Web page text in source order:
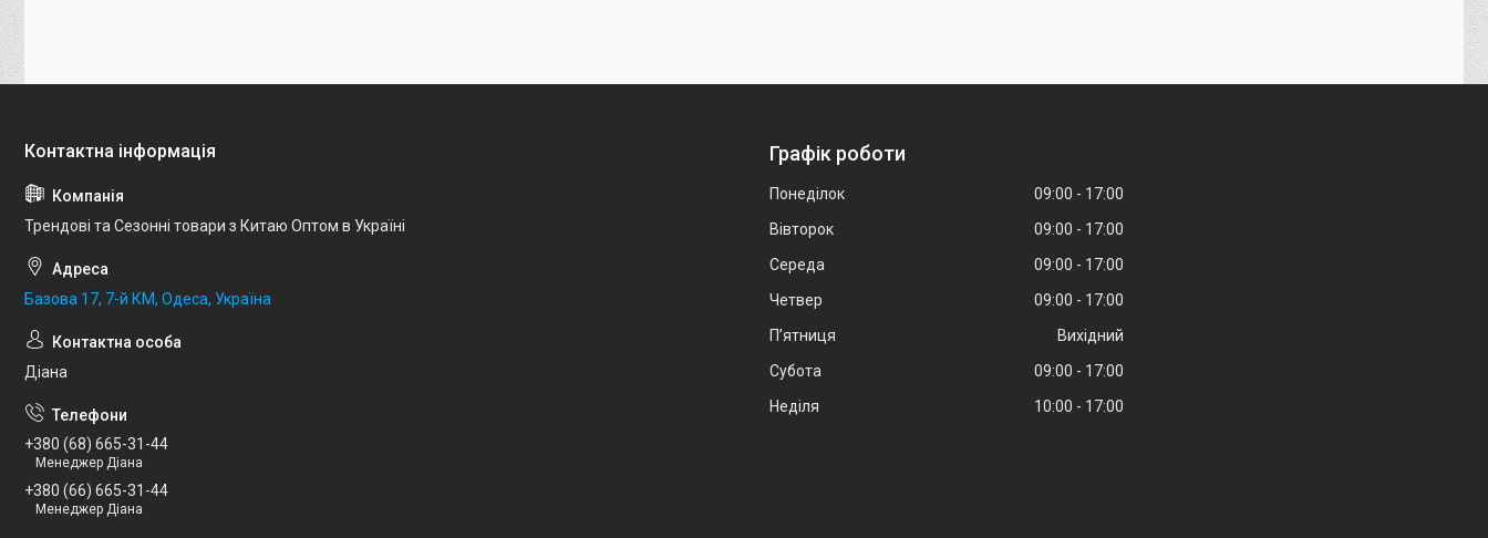
Трендові та Сезонні товари з Китаю Оптом в Україні
Базова 17, 7-й КМ, Одеса, Україна
Діана
+380 (68) 665-31-44
Менеджер Діана
+380 (66) 665-31-44
Менеджер Діана
Графік роботи
Понеділок 09:00
17:00
Вівторок
09:00
17:00
Середа
09:00
17:00
Четвер
09:00
17:00
Пʼятниця
Вихідний
Субота
09:00
17:00
Неділя
10:00 17:00